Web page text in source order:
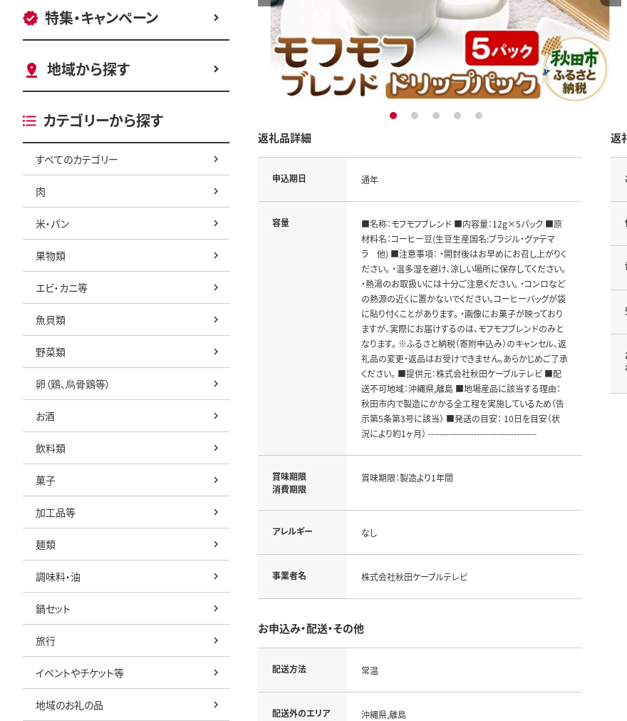
特集・キャンペーン
地域から探す
カテゴリーから探す
すべてのカテゴリー
肉
米・パン
果物類
エビ・カニ等
魚貝類
野菜類
卵（鶏、烏骨鶏等）
お酒
飲料類
菓子
加工品等
麺類
調味料・油
鍋セット
旅行
イベントやチケット等
地域のお礼の品
1 2 3 4 5
返礼品詳細
申込期日 通年
容量
■名称：モフモフブレンド ■内容量：12g×5パック ■原
材料名：コーヒー豆(生豆生産国名:ブラジル・グァテマ
ラ 他) ■注意事項： ・開封後はお早めにお召し上がりく
ださい。 ・温多湿を避け、涼しい場所に保存してください。
・熱湯のお取扱いには十分ご注意ください。 ・コンロなど
の熱源の近くに置かないでください。コーヒーバッグが袋
に貼り付くことがあります。 ・画像にお菓子が映っており
ますが、実際にお届けするのは、モフモフブレンドのみと
なります。 ※ふるさと納税（寄附申込み）のキャンセル、返
礼品の変更・返品はお受けできません。あらかじめご了承
ください。 ■提供元：株式会社秋田ケーブルテレビ ■配
送不可地域：沖縄県,離島 ■地場産品に該当する理由：
秋田市内で製造にかかる全工程を実施しているため（告
示第5条第3号に該当） ■発送の目安： 10日を目安（状
況により約1ヶ月） --------------------------------------
賞味期限
消費期限
賞味期限：製造より1年間
アレルギー なし
事業者名 株式会社秋田ケーブルテレビ
お申込み・配送・その他
配送方法 常温
配送外のエリア 沖縄県,離島
返